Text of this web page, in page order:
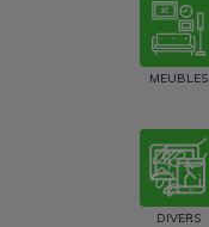
MEUBLES
DIVERS